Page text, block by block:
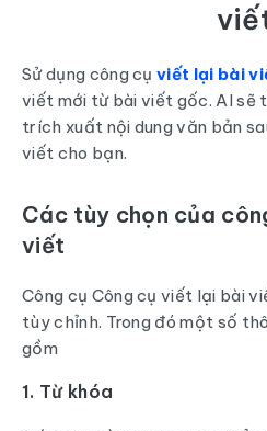
Sử dụng công cụviết lại bài
viết mới từ bài viết gốc. AI sẽ
trích xuất nội dung văn bản
viết cho bạn.
Các tùy chọn của
viết
Công cụ Công cụ viết lại bài
tùy chỉnh. Trong đó một số
gồm
1. Từ khóa